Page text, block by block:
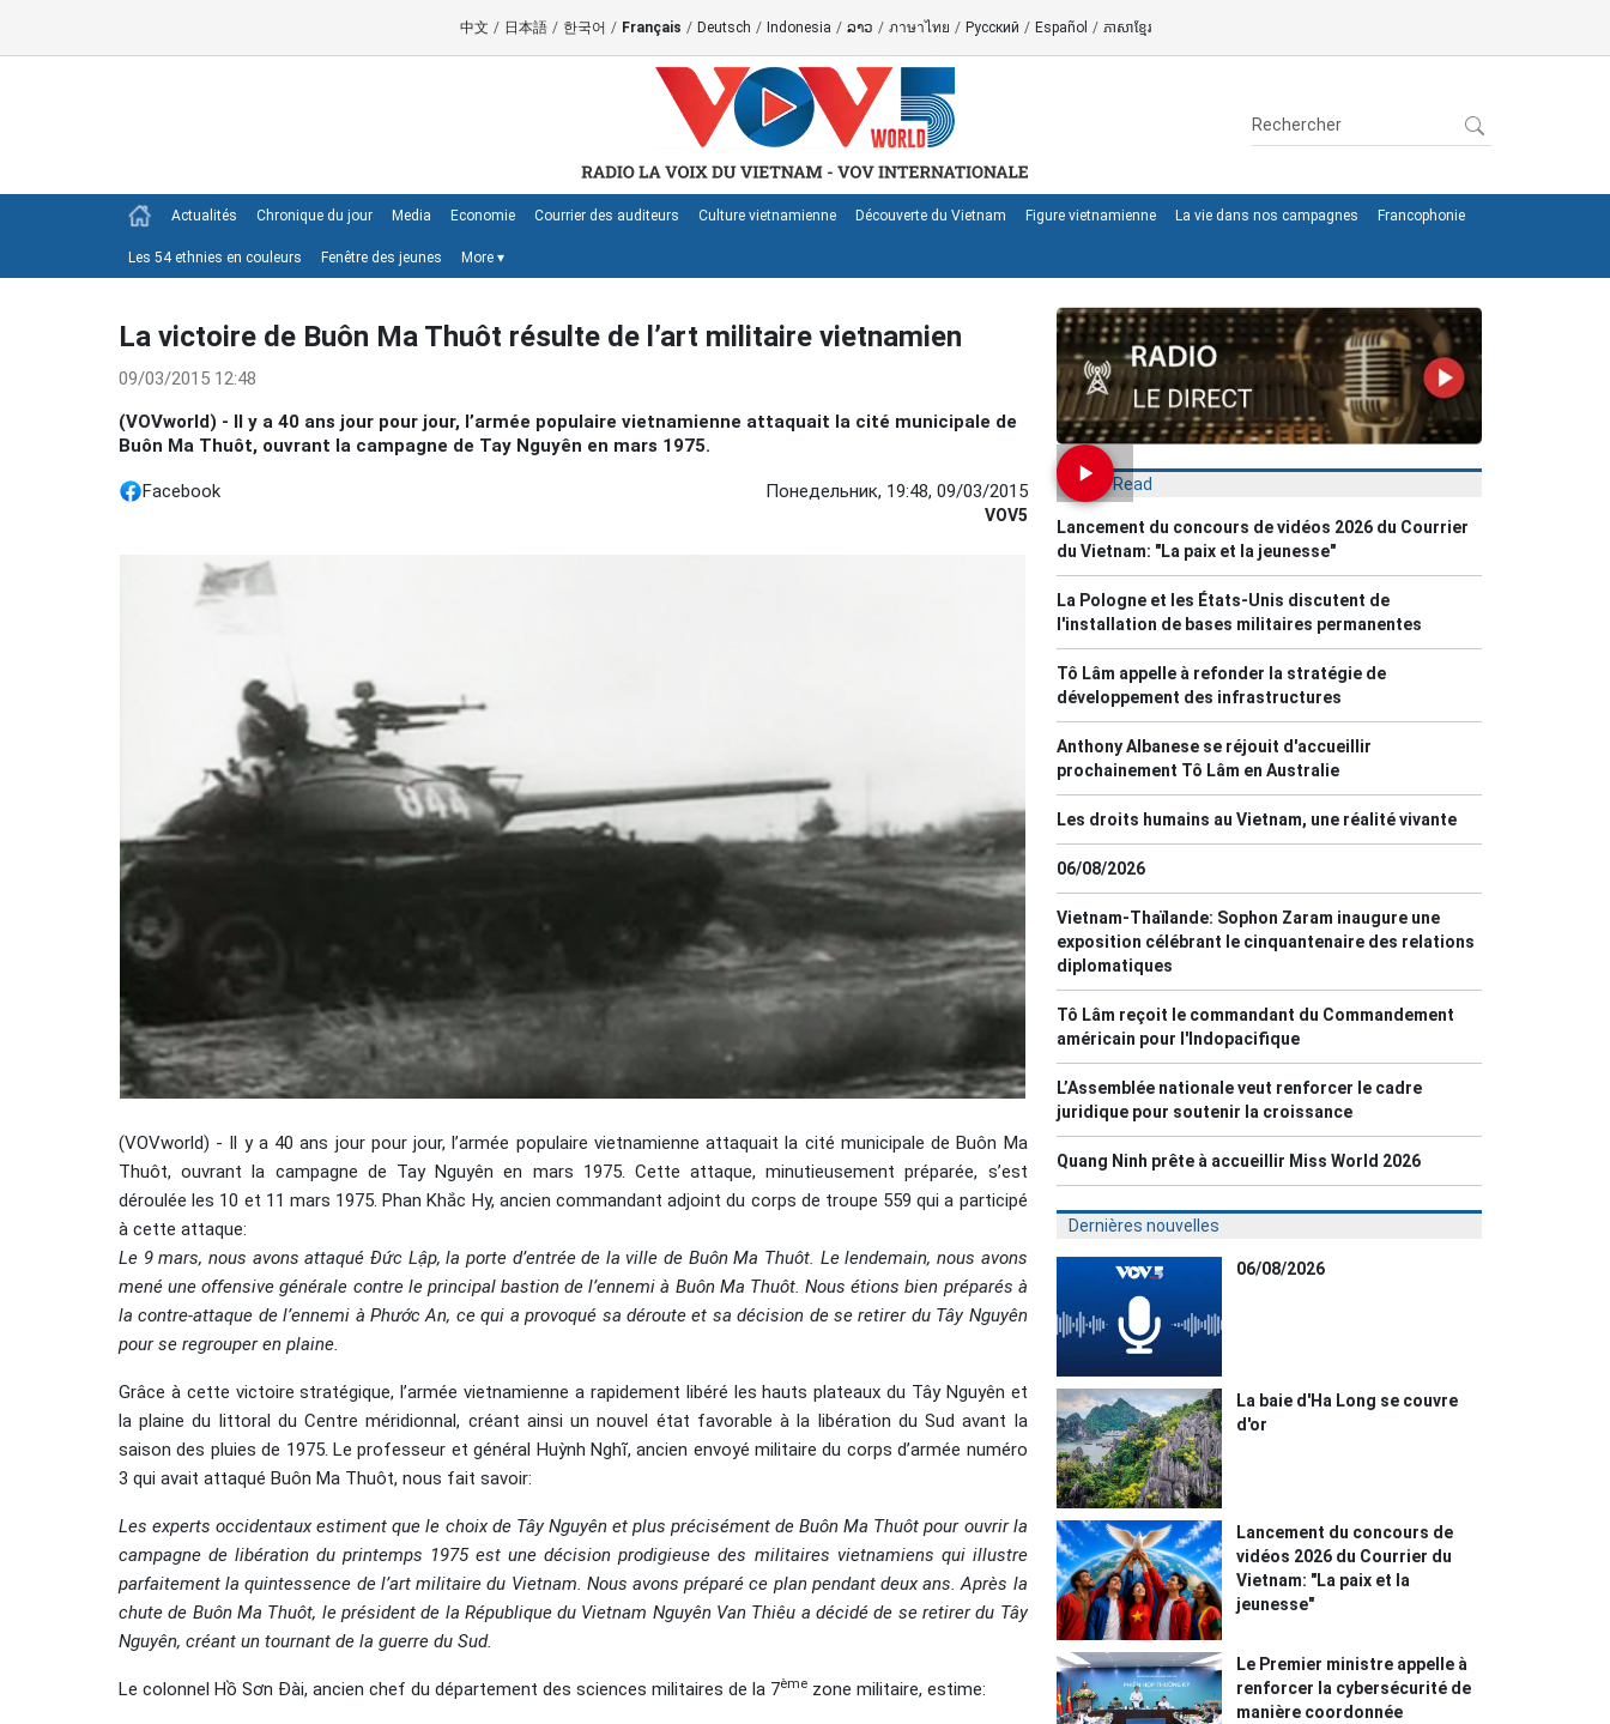
中文 / 日本語 / 한국어 / Français / Deutsch / Indonesia / ລາວ / ภาษาไทย / Русский / Español / ភាសាខ្មែរ
Actualités Chronique du jour Media Economie Courrier des auditeurs Culture vietnamienne Découverte du Vietnam Figure vietnamienne La vie dans nos campagnes Francophonie
Les 54 ethnies en couleurs Fenêtre des jeunes More ▾
La victoire de Buôn Ma Thuôt résulte de l’art militaire vietnamien
09/03/2015 12:48
(VOVworld) - Il y a 40 ans jour pour jour, l’armée populaire vietnamienne attaquait la cité municipale de
Buôn Ma Thuôt, ouvrant la campagne de Tay Nguyên en mars 1975.
Facebook Понедельник, 19:48, 09/03/2015
VOV5
(VOVworld) - Il y a 40 ans jour pour jour, l’armée populaire vietnamienne attaquait la cité municipale de Buôn Ma
Thuôt, ouvrant la campagne de Tay Nguyên en mars 1975. Cette attaque, minutieusement préparée, s’est
déroulée les 10 et 11 mars 1975. Phan Khắc Hy, ancien commandant adjoint du corps de troupe 559 qui a participé
à cette attaque:
Le 9 mars, nous avons attaqué Đức Lập, la porte d’entrée de la ville de Buôn Ma Thuôt. Le lendemain, nous avons
mené une offensive générale contre le principal bastion de l’ennemi à Buôn Ma Thuôt. Nous étions bien préparés à
la contre-attaque de l’ennemi à Phước An, ce qui a provoqué sa déroute et sa décision de se retirer du Tây Nguyên
pour se regrouper en plaine.
Grâce à cette victoire stratégique, l’armée vietnamienne a rapidement libéré les hauts plateaux du Tây Nguyên et
la plaine du littoral du Centre méridionnal, créant ainsi un nouvel état favorable à la libération du Sud avant la
saison des pluies de 1975. Le professeur et général Huỳnh Nghĩ, ancien envoyé militaire du corps d’armée numéro
3 qui avait attaqué Buôn Ma Thuôt, nous fait savoir:
Les experts occidentaux estiment que le choix de Tây Nguyên et plus précisément de Buôn Ma Thuôt pour ouvrir la
campagne de libération du printemps 1975 est une décision prodigieuse des militaires vietnamiens qui illustre
parfaitement la quintessence de l’art militaire du Vietnam. Nous avons préparé ce plan pendant deux ans. Après la
chute de Buôn Ma Thuôt, le président de la République du Vietnam Nguyên Van Thiêu a décidé de se retirer du Tây
Nguyên, créant un tournant de la guerre du Sud.
Le colonnel Hồ Sơn Đài, ancien chef du département des sciences militaires de la 7ème zone militaire, estime:
Most Read
Lancement du concours de vidéos 2026 du Courrier
du Vietnam: "La paix et la jeunesse"
La Pologne et les États-Unis discutent de
l'installation de bases militaires permanentes
Tô Lâm appelle à refonder la stratégie de
développement des infrastructures
Anthony Albanese se réjouit d'accueillir
prochainement Tô Lâm en Australie
Les droits humains au Vietnam, une réalité vivante
06/08/2026
Vietnam-Thaïlande: Sophon Zaram inaugure une
exposition célébrant le cinquantenaire des relations
diplomatiques
Tô Lâm reçoit le commandant du Commandement
américain pour l'Indopacifique
L’Assemblée nationale veut renforcer le cadre
juridique pour soutenir la croissance
Quang Ninh prête à accueillir Miss World 2026
Dernières nouvelles
06/08/2026
La baie d'Ha Long se couvre
d'or
Lancement du concours de
vidéos 2026 du Courrier du
Vietnam: "La paix et la
jeunesse"
Le Premier ministre appelle à
renforcer la cybersécurité de
manière coordonnée